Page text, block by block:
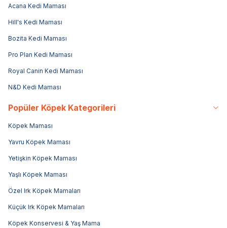
Acana Kedi Maması
Hill's Kedi Maması
Bozita Kedi Maması
Pro Plan Kedi Maması
Royal Canin Kedi Maması
N&D Kedi Maması
Popüler Köpek Kategorileri
Köpek Maması
Yavru Köpek Maması
Yetişkin Köpek Maması
Yaşlı Köpek Maması
Özel Irk Köpek Mamaları
Küçük Irk Köpek Mamaları
Köpek Konservesi & Yaş Mama